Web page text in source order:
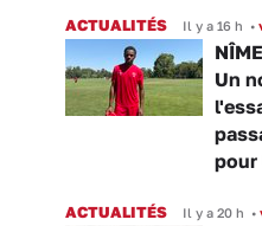
ACTUALITÉS Il y a 16 h •
Un
pour
ACTUALITÉS Il y a 20 h •